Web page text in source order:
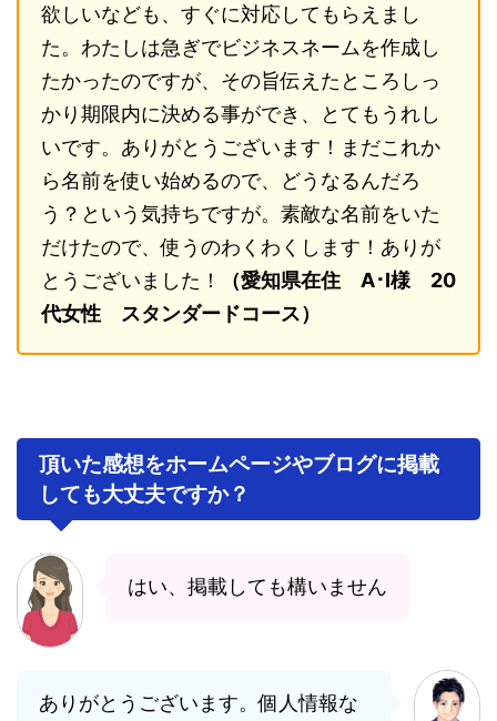
欲しいなども、すぐに対応してもらえまし
た。わたしは急ぎでビジネスネームを作成し
たかったのですが、その旨伝えたところしっ
かり期限内に決める事ができ、とてもうれし
いです。ありがとうございます！まだこれか
ら名前を使い始めるので、どうなるんだろ
う？という気持ちですが。素敵な名前をいた
だけたので、使うのわくわくします！ありが
とうございました！
（愛知県在住 A･I様 20
代女性 スタンダードコース）
頂いた感想をホームページやブログに掲載
しても大丈夫ですか？
はい、掲載しても構いません
ありがとうございます。個人情報な